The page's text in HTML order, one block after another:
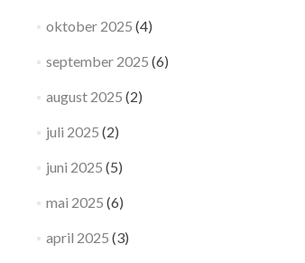
oktober 2025 (4)
september 2025 (6)
august 2025 (2)
juli 2025 (2)
juni 2025 (5)
mai 2025 (6)
april 2025 (3)